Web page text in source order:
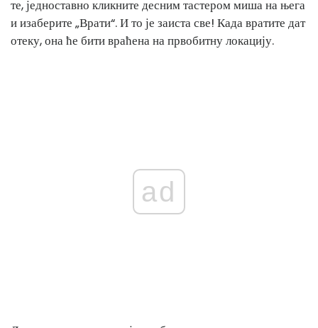
те, једноставно кликните десним тастером миша на њега
и изаберите „Врати“. И то је заиста све! Када вратите дат
отеку, она ће бити враћена на првобитну локацију.
ad